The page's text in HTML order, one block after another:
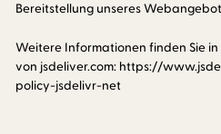
Bereitstellung unseres
Weitere Informationen finden Sie
von jsdeliver.com: https://
policy-jsdelivr-net